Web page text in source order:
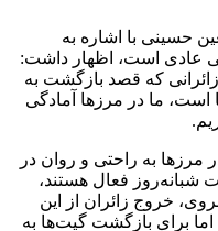
حسینی با اشاره به
عادی است، اظهار داشت:
زائرانی که قصد بازگشت به
است، ما در مرزها آمادگی
مرزها به راحتی و روان در
فعال هستند،
خروج زائران از این
می‌گیرد اما برای بازگشت گیت‌ها به